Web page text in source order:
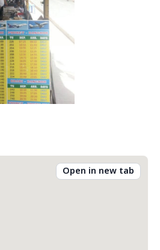
Open in new tab